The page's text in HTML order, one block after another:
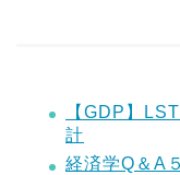
【GDP】
計
経済学Q＆A